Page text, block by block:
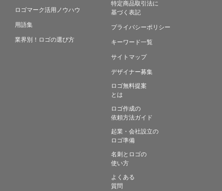
ロゴマーク活用ノウハウ
用語集
業界別！ロゴの選び方
特定商品取引法に
基づく表記
プライバシーポリシー
キーワード一覧
サイトマップ
デザイナー募集
ロゴ無料提案
とは
ロゴ作成の
依頼方法ガイド
起業・会社設立の
ロゴ準備
名刺とロゴの
使い方
よくある
質問